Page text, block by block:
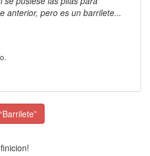
anterior, pero es un barrilete...